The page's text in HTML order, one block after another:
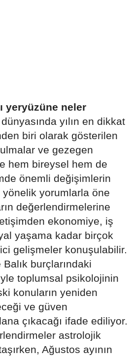
yeryüzüne neler
yılın en dikkat
biri olarak gösterilen
ve gezegen
hem bireysel hem de
önemli değişimlerin
yorumlarla öne
değerlendirmelerine
ekonomiye, iş
yaşama kadar birçok
gelişmeler konuşulabilir.
burçlarındaki
toplumsal psikolojinin
konuların yeniden
ve güven
çıkacağı ifade ediliyor.
astrolojik
Ağustos ayının